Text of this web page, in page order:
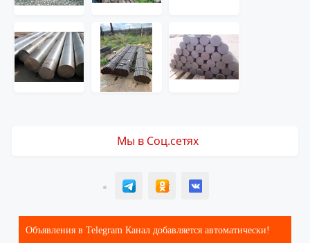
Мы в Соц.сетях
T ОК ВК
Объявления в Telegram Канал добавляется автоматически!